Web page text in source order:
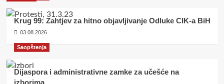
Krug 99: Zahtjev za hitno objavljivanje Odluke CIK-a BiH
03.08.2026
Saopštenja
Dijaspora i administrativne zamke za učešće na